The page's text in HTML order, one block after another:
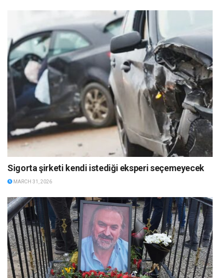
Sigorta şirketi kendi istediği eksperi seçemeyecek
MARCH 31, 2026